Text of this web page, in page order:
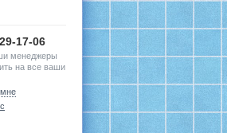
17-06
менеджеры
на все ваши
мне